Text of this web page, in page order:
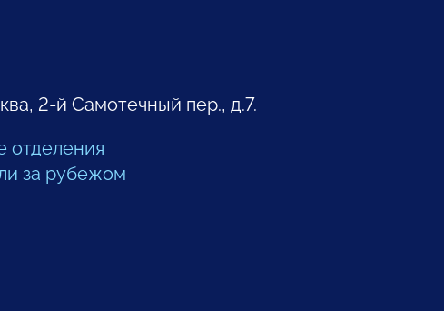
2-й Самотечный пер., д.7.
отделения
за рубежом